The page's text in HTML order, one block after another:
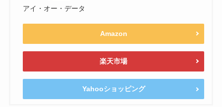
アイ・オー・データ
Amazon
楽天市場
Yahooショッピング